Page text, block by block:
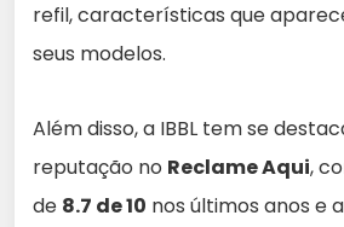
refil, características que
seus modelos.
Além disso, a IBBL tem se
reputação no Reclame Aqui,
de 8.7 de 10 nos últimos anos e